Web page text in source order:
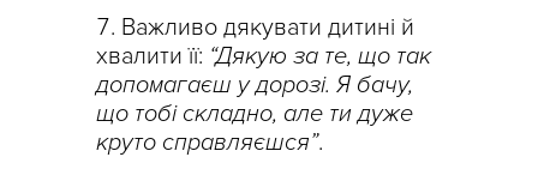
Важливо дякувати дитині й
хвалити її: “Дякую за те, що так
допомагаєш у дорозі. Я бачу,
що тобі складно, але ти дуже
круто справляєшся”.